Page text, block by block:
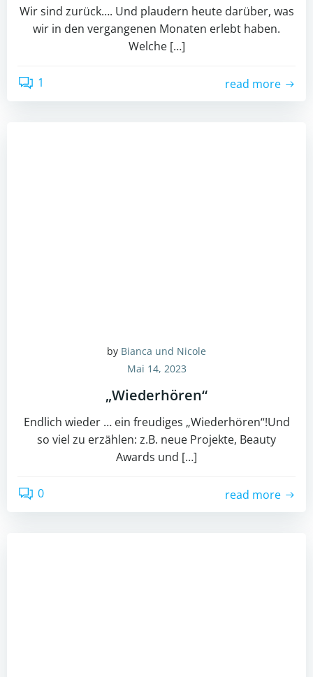
Wir sind zurück…. Und plaudern heute darüber, was
wir in den vergangenen Monaten erlebt haben.
Welche […]
1 read more
by Bianca und Nicole
Mai 14, 2023
„Wiederhören“
Endlich wieder … ein freudiges „Wiederhören“!Und
so viel zu erzählen: z.B. neue Projekte, Beauty
Awards und […]
0 read more